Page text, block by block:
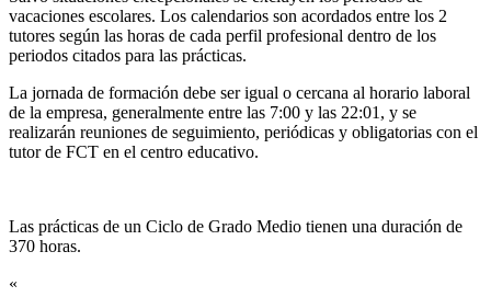
vacaciones escolares. Los calendarios son acordados entre los 2
tutores según las horas de cada perfil profesional dentro de los
periodos citados para las prácticas.
La jornada de formación debe ser igual o cercana al horario laboral
de la empresa, generalmente entre las 7:00 y las 22:01, y se
realizarán reuniones de seguimiento, periódicas y obligatorias con el
tutor de FCT en el centro educativo.
Las prácticas de un Ciclo de Grado Medio tienen una duración de
370 horas.
«